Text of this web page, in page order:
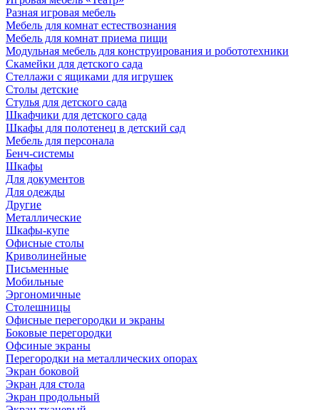
Разная игровая мебель
Мебель для комнат естествознания
Мебель для комнат приема пищи
Модульная мебель для конструирования и робототехники
Скамейки для детского сада
Стеллажи с ящиками для игрушек
Столы детские
Стулья для детского сада
Шкафчики для детского сада
Шкафы для полотенец в детский сад
Мебель для персонала
Бенч-системы
Шкафы
Для документов
Для одежды
Другие
Металлические
Шкафы-купе
Офисные столы
Криволинейные
Письменные
Мобильные
Эргономичные
Столешницы
Офисные перегородки и экраны
Боковые перегородки
Офсиные экраны
Перегородки на металлических опорах
Экран боковой
Экран для стола
Экран продольный